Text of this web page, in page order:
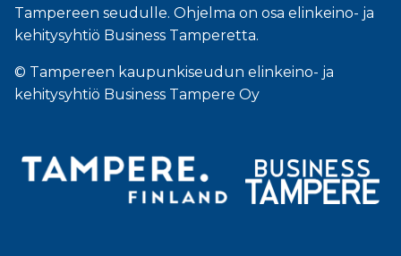
Tampereen seudulle. Ohjelma on osa elinkeino- ja
kehitysyhtiö Business Tamperetta.
© Tampereen kaupunkiseudun elinkeino- ja
kehitysyhtiö Business Tampere Oy